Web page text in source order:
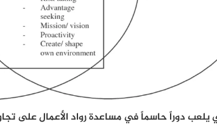
يلعب دوراً حاسماً في مساعدة رواد الأعمال على